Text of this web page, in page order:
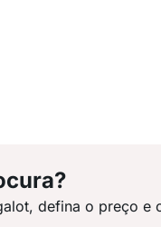
defina o preço e